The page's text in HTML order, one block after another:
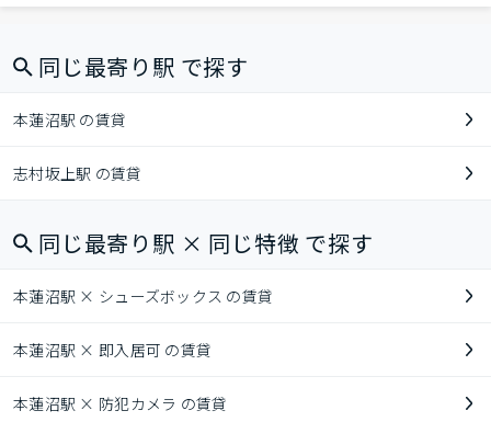
同じ最寄り駅 で探す
本蓮沼駅 の賃貸
志村坂上駅 の賃貸
同じ最寄り駅 × 同じ特徴 で探す
本蓮沼駅 × シューズボックス の賃貸
本蓮沼駅 × 即入居可 の賃貸
本蓮沼駅 × 防犯カメラ の賃貸